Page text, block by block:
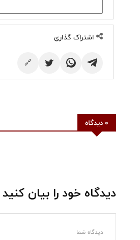
اشتراک گذاری
🔗
0 دیدگاه
دیدگاه خود را بیان کنید